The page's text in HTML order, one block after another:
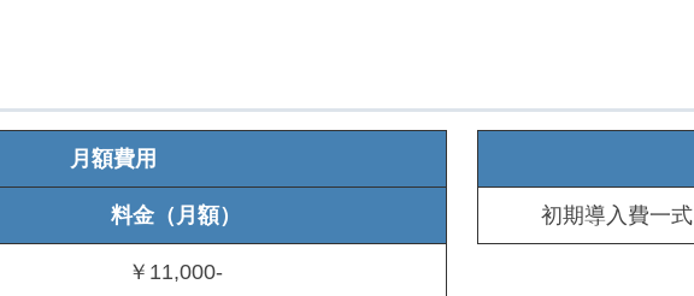
月額費用
料金（月額）
￥11,000-
初期導入費一式